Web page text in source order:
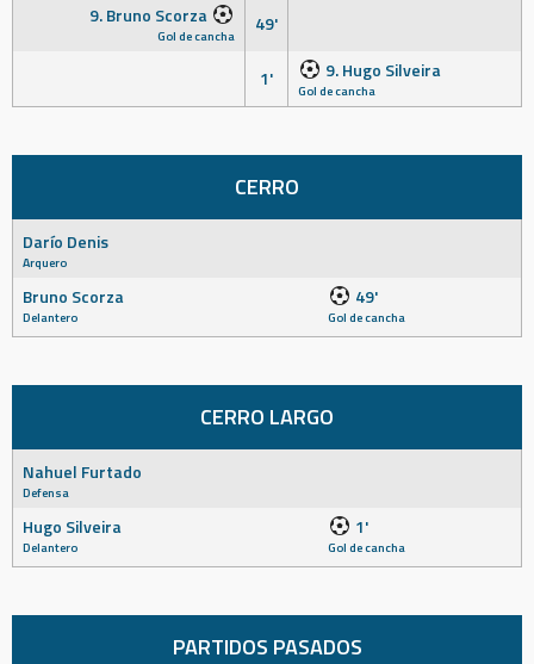
9. Bruno Scorza
Gol de cancha 49'
1' 9. Hugo Silveira
Gol de cancha
CERRO
Darío Denis
Arquero
Bruno Scorza
Delantero
49'
Gol de cancha
CERRO LARGO
Nahuel Furtado
Defensa
Hugo Silveira
Delantero
1'
Gol de cancha
PARTIDOS PASADOS